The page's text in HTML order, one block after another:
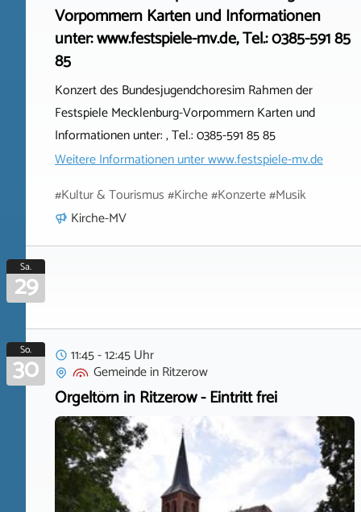
Vorpommern Karten und Informationen
unter: www.festspiele-mv.de, Tel.: 0385-591 85
85
Konzert des Bundesjugendchoresim Rahmen der
Festspiele Mecklenburg-Vorpommern Karten und
Informationen unter: , Tel.: 0385-591 85 85
Weitere Informationen unterwww.festspiele-mv.de
#Kultur & Tourismus #Kirche #Konzerte #Musik
Kirche-MV
Sa.
29
So.
30
11:45 - 12:45 Uhr
GemeindeinRitzerow
Orgeltörn in Ritzerow - Eintritt frei